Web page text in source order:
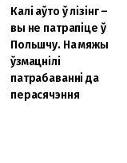
Калі аўто ў лізінг –
вы не патрапіце ў
Польшчу. На мяжы
ўзмацнілі
патрабаванні да
перасячэння